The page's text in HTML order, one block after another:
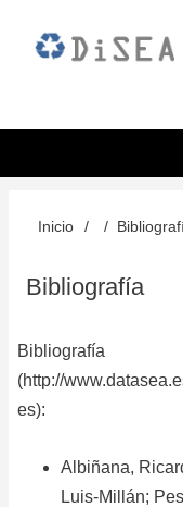
Sobrescribir
enlaces
ayuda
a
navegación
Inicio
Bibliografía
Bibliografía
(http://
es):
Albiñana,
Luis-Millán;